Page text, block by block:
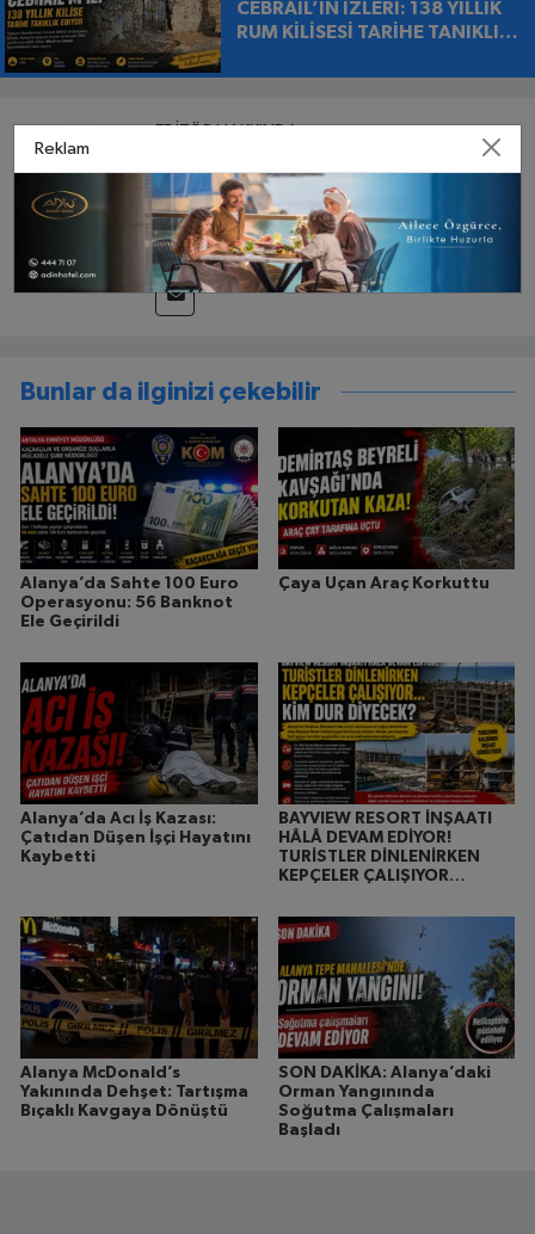
CEBRAİL’İN İZLERİ: 138 YILLIK
RUM KİLİSESİ TARİHE TANIKLIK
EDITÖR HAKKINDA
Muhittin Alp, sivil toplum ve gençlik çalışmaları
alanında geniş deneyime sahip bir uzmandır.
Akdeniz Gençlik Derneği'nin başkanı olarak
görev yapmaktadır ve Alanya'da çeşitli sivil
toplum kuruluşlarında liderlik ve danışmanlık
rolleri üstlenmiştir. Alp, yerel yönetimlerde
katılımını artırmak amacıyla pro
Devam Et
Bunlar da ilginizi çekebilir
Alanya’da Sahte 100 Euro
Operasyonu: 56 Banknot
Ele Geçirildi
Çaya Uçan Araç Korkuttu
Alanya’da Acı İş Kazası:
Çatıdan Düşen İşçi Hayatını
Kaybetti
BAYVIEW RESORT İNŞAATI
HÂLÂ DEVAM EDİYOR!
TURİSTLER DİNLENİRKEN
KEPÇELER ÇALIŞIYOR…
Alanya McDonald’s
Yakınında Dehşet: Tartışma
Bıçaklı Kavgaya Dönüştü
SON DAKİKA: Alanya’daki
Orman Yangınında
Soğutma Çalışmaları
Başladı
Reklam